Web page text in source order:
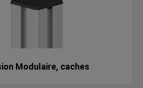
Modulaire, caches